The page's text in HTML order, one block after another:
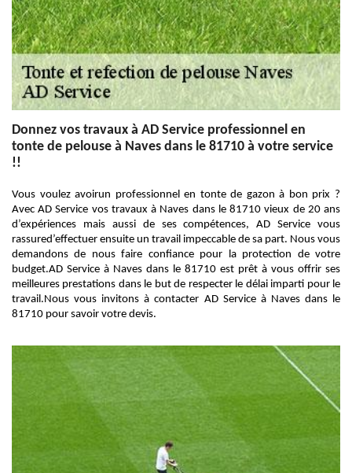
Donnez vos travaux à AD Service professionnel en
tonte de pelouse à Naves dans le 81710 à votre service
!!
Vous voulez avoirun professionnel en tonte de gazon à bon prix ?
Avec AD Service vos travaux à Naves dans le 81710 vieux de 20 ans
d’expériences mais aussi de ses compétences, AD Service vous
rassured’effectuer ensuite un travail impeccable de sa part. Nous vous
demandons de nous faire confiance pour la protection de votre
budget.AD Service à Naves dans le 81710 est prêt à vous offrir ses
meilleures prestations dans le but de respecter le délai imparti pour le
travail.Nous vous invitons à contacter AD Service à Naves dans le
81710 pour savoir votre devis.